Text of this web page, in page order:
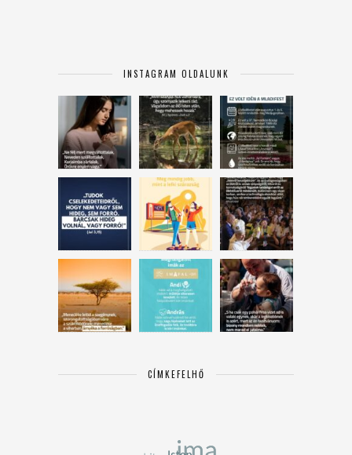
INSTAGRAM OLDALUNK
CÍMKEFELHŐ